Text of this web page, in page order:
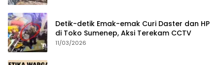
Detik-detik Emak-emak Curi Daster dan HP
di Toko Sumenep, Aksi Terekam CCTV
11/03/2026